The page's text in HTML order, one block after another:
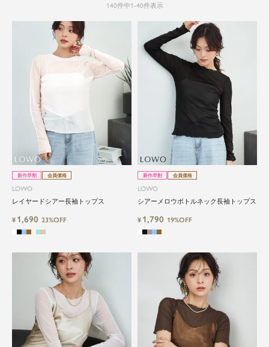
140件中1-40件表示
新作早割 会員価格
LOWO
レイヤードシアー長袖トップス
¥ 1,690 23%OFF
新作早割 会員価格
LOWO
シアーメロウボトルネック長袖トップス
¥ 1,790 19%OFF